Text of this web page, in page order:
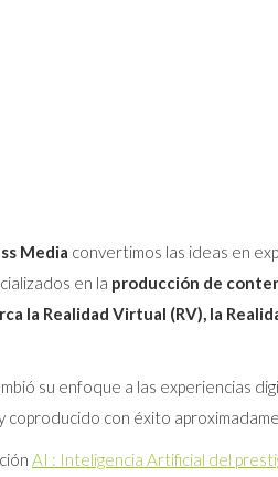
Media convertimos las ideas en
en la producción de
la Realidad Virtual (RV), la
su enfoque a las experiencias
coproducido con éxito
AI : Inteligencia Artificial del